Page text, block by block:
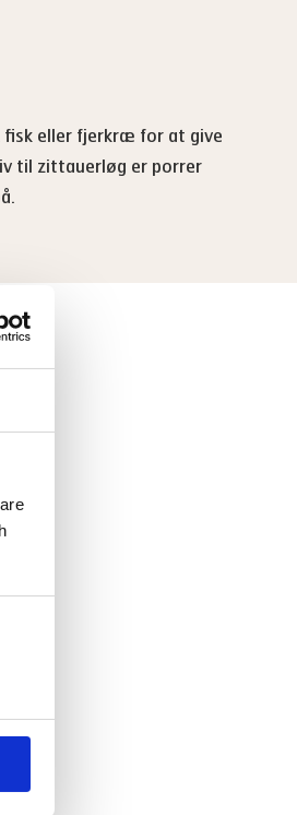
fisk eller fjerkræ for at give
til zittauerløg er porrer